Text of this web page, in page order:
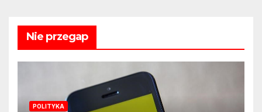
Nie przegap
POLITYKA